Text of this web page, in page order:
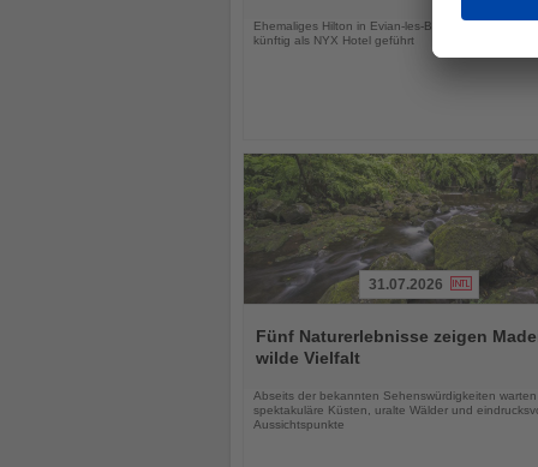
Ehemaliges Hilton in Evian-les-Bains wird
künftig als NYX Hotel geführt
Sie
die
31.07.2026
Fünf Naturerlebnisse zeigen
wilde Vielfalt
Abseits der bekannten Sehenswürdigkeiten warten
spektakuläre Küsten, uralte Wälder und
Aussichtspunkte